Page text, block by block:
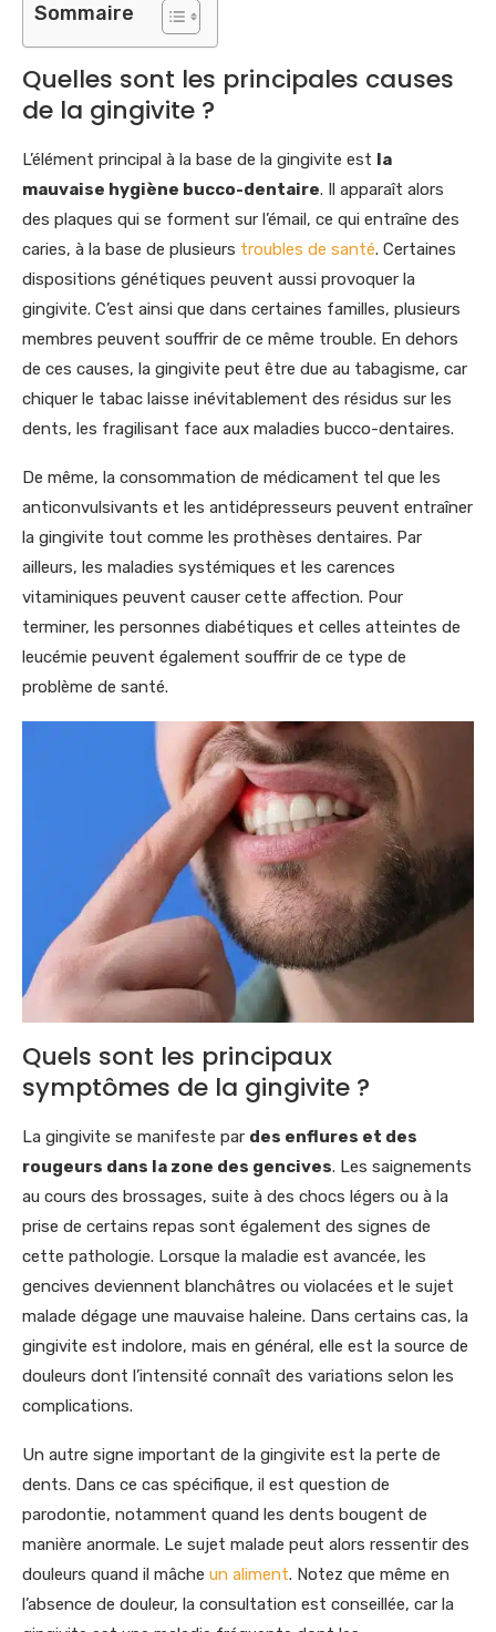
Sommaire
Quelles sont les principales causes
de la gingivite ?
L’élément principal à la base de la gingivite est la
mauvaise hygiène bucco-dentaire. Il apparaît alors
des plaques qui se forment sur l’émail, ce qui entraîne des
caries, à la base de plusieurs troubles de santé. Certaines
dispositions génétiques peuvent aussi provoquer la
gingivite. C’est ainsi que dans certaines familles, plusieurs
membres peuvent souffrir de ce même trouble. En dehors
de ces causes, la gingivite peut être due au tabagisme, car
chiquer le tabac laisse inévitablement des résidus sur les
dents, les fragilisant face aux maladies bucco-dentaires.
De même, la consommation de médicament tel que les
anticonvulsivants et les antidépresseurs peuvent entraîner
la gingivite tout comme les prothèses dentaires. Par
ailleurs, les maladies systémiques et les carences
vitaminiques peuvent causer cette affection. Pour
terminer, les personnes diabétiques et celles atteintes de
leucémie peuvent également souffrir de ce type de
problème de santé.
Quels sont les principaux
symptômes de la gingivite ?
La gingivite se manifeste par des enflures et des
rougeurs dans la zone des gencives. Les saignements
au cours des brossages, suite à des chocs légers ou à la
prise de certains repas sont également des signes de
cette pathologie. Lorsque la maladie est avancée, les
gencives deviennent blanchâtres ou violacées et le sujet
malade dégage une mauvaise haleine. Dans certains cas, la
gingivite est indolore, mais en général, elle est la source de
douleurs dont l’intensité connaît des variations selon les
complications.
Un autre signe important de la gingivite est la perte de
dents. Dans ce cas spécifique, il est question de
parodontie, notamment quand les dents bougent de
manière anormale. Le sujet malade peut alors ressentir des
douleurs quand il mâche un aliment. Notez que même en
l’absence de douleur, la consultation est conseillée, car la